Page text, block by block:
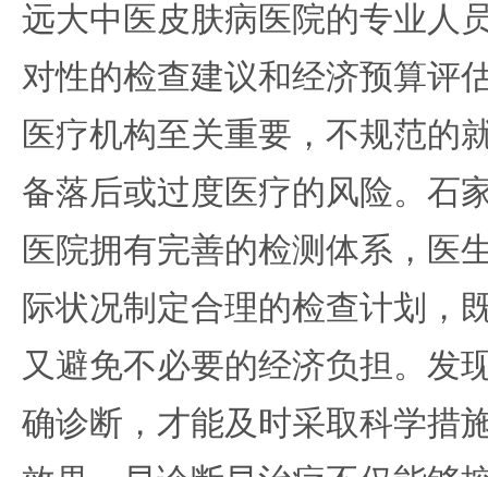
远大中医皮肤病医院的专业人
对性的检查建议和经济预算评
医疗机构至关重要，不规范的
备落后或过度医疗的风险。石
医院拥有完善的检测体系，医
际状况制定合理的检查计划，
又避免不必要的经济负担。发
确诊断，才能及时采取科学措